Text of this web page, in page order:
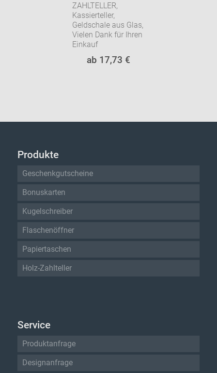
ZAHLTELLER,
Kassierteller,
Geldschale aus Glas,
Vielen Dank für Ihren
Einkauf
ab 17,73 €
Produkte
Geschenkgutscheine
Bonuskarten
Kugelschreiber
Flaschenöffner
Papiertaschen
Holz-Zahlteller
Service
Produktanfrage
Designanfrage